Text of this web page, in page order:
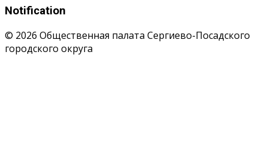
Notification
© 2026 Общественная палата Сергиево-Посадского
городского округа